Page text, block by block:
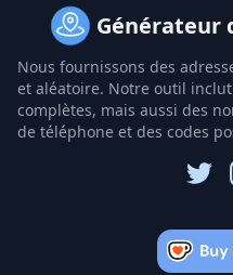
Générateur
Nous fournissons des
et aléatoire. Notre outil
complètes, mais aussi des
de téléphone et des codes